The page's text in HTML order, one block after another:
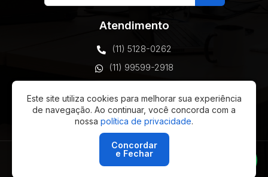
Atendimento
(11) 5128-0262
(11) 99599-2918
comercial@vottax.com
São Paulo, Brasil
© 2026 Vottax Technology - Todos os direitos reservados
Este site utiliza cookies para melhorar sua experiência
de navegação. Ao continuar, você concorda com a
nossa política de privacidade.
Concordar
e Fechar